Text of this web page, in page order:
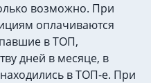
возможно. При
оплачиваются
в ТОП,
дней в месяце, в
в ТОП-е. При